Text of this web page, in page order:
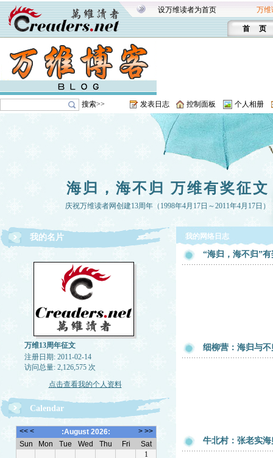
设万维读者为首页 万维
首 页
搜索>> 发表日志 控制面板 个人相册
海归，海不归 万维有奖征文
庆祝万维读者网创建13周年（1998年4月17日～2011年4月17日）
我的名片
万维13周年征文
注册日期: 2011-02-14
访问总量: 2,126,575 次
点击查看我的个人资料
Calendar
我的网络日志
“海归，海不归”
细柳营：海归与
牛北村：张老实海